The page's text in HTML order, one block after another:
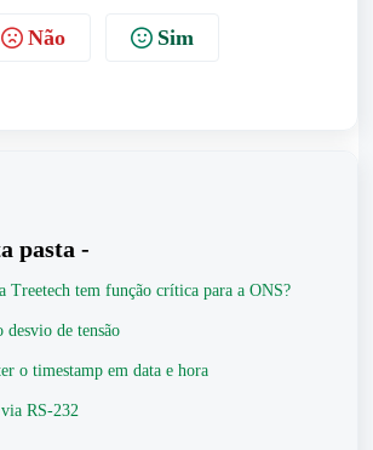
Não Sim
pasta -
Treetech tem função crítica para a ONS?
desvio de tensão
o timestamp em data e hora
RS-232